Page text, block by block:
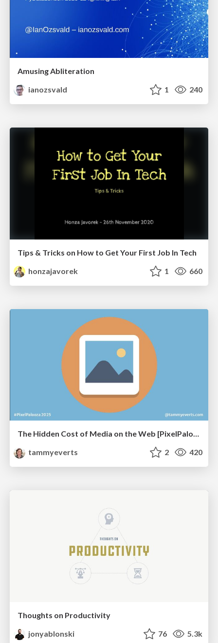
Amusing Abliteration
ianozsvald
1 240
Tips & Tricks on How to Get Your First Job In Tech
honzajavorek
1 660
The Hidden Cost of Media on the Web [PixelPalooza 2025]
tammyeverts
2 420
Thoughts on Productivity
jonyablonski
76 5.3k